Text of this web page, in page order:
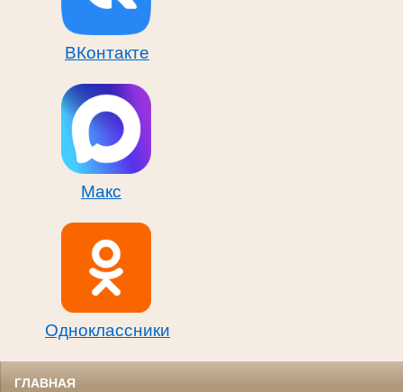
ВКонтакте
Макс
Одноклассники
ГЛАВНАЯ